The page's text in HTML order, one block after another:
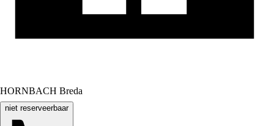
HORNBACH Breda
niet reserveerbaar